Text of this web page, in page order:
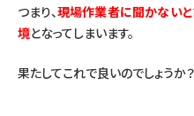
つまり、現場作業者に聞かない
境となってしまいます。
果たしてこれで良いのでしょうか？